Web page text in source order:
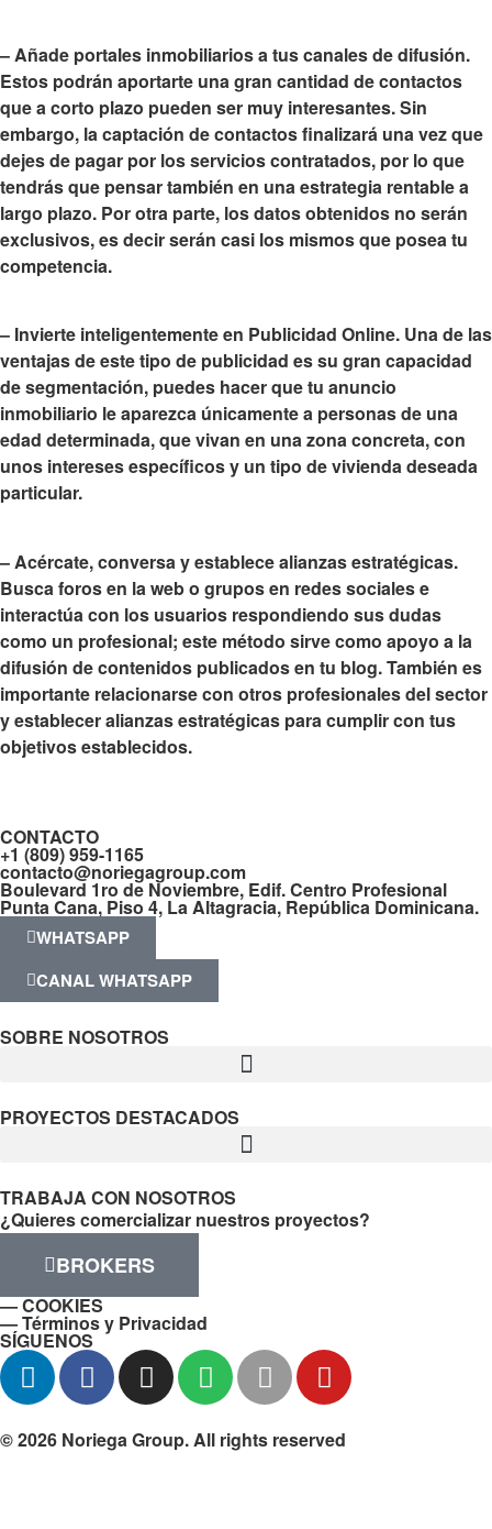
–Añade portales inmobiliarios a tus canales de difusión.
Estos podrán aportarte una gran cantidad de contactos
que a corto plazo pueden ser muy interesantes. Sin
embargo, la captación de contactos finalizará una vez que
dejes de pagar por los servicios contratados, por lo que
tendrás que pensar también en una estrategia rentable a
largo plazo. Por otra parte, los datos obtenidos no serán
exclusivos, es decir serán casi los mismos que posea tu
competencia.
– Invierte inteligentemente en Publicidad Online. Una de las
ventajas de este tipo de publicidad es su gran capacidad
de segmentación, puedes hacer que tu anuncio
inmobiliario le aparezca únicamente a personas de una
edad determinada, que vivan en una zona concreta, con
unos intereses específicos y un tipo de vivienda deseada
particular.
–Acércate, conversa y establece alianzas estratégicas.
Busca foros en la web o grupos en redes sociales e
interactúa con los usuarios respondiendo sus dudas
como un profesional; este método sirve como apoyo a la
difusión de contenidos publicados en tu blog. También es
importante relacionarse con otros profesionales del sector
y establecer alianzas estratégicas para cumplir con tus
objetivos establecidos.
CONTACTO
+1 (809) 959-1165
contacto@noriegagroup.com
Boulevard 1ro de Noviembre, Edif. Centro Profesional
Punta Cana, Piso 4, La Altagracia, República Dominicana.
WHATSAPP
CANAL WHATSAPP
SOBRE NOSOTROS
PROYECTOS DESTACADOS
TRABAJA CON NOSOTROS
¿Quieres comercializar nuestros proyectos?
BROKERS
— COOKIES
— Términos y Privacidad
SÍGUENOS
© 2026 Noriega Group. All rights reserved